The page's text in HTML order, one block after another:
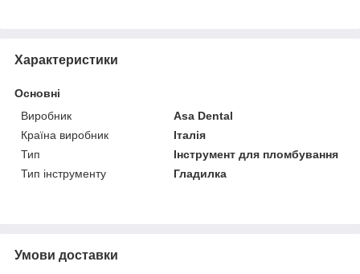
Характеристики
Основні
Виробник
Asa Dental
Країна виробник
Італія
Тип
Інструмент для пломбування
Тип інструменту
Гладилка
Умови доставки